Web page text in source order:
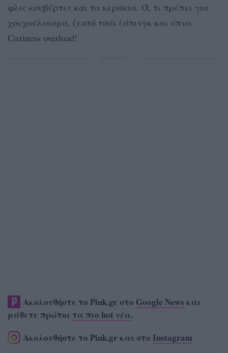
φλις κουβέρτες και τα κεράκια. Ό, τι πρέπει για
χουχούλιασμα, ζεστό τσάι ζάπινγκ και ύπνο.
Coziness overload!
Ακολουθήστε το Pink.gr στο Google News και
μάθετε πρώτοι τα πιο hot νέα.
Ακολουθήστε το Pink.gr και στο Instagram